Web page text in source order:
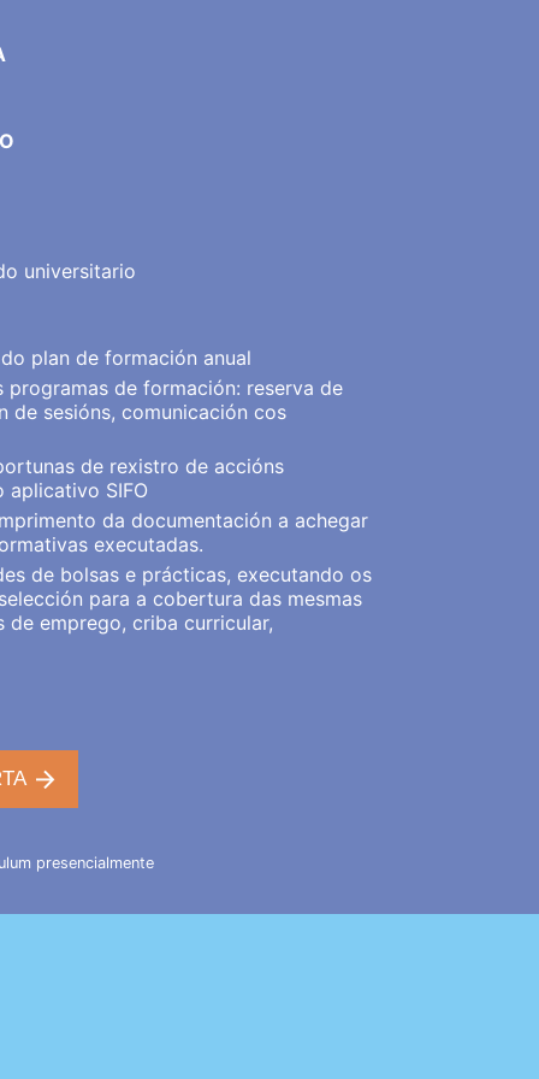
universitario
plan de formación anual
de formación: reserva de
de sesións, comunicación cos
de rexistro de accións
aplicativo SIFO
da documentación a achegar
executadas.
de bolsas e prácticas, executando os
para a cobertura das mesmas
emprego, criba curricular,
presencialmente